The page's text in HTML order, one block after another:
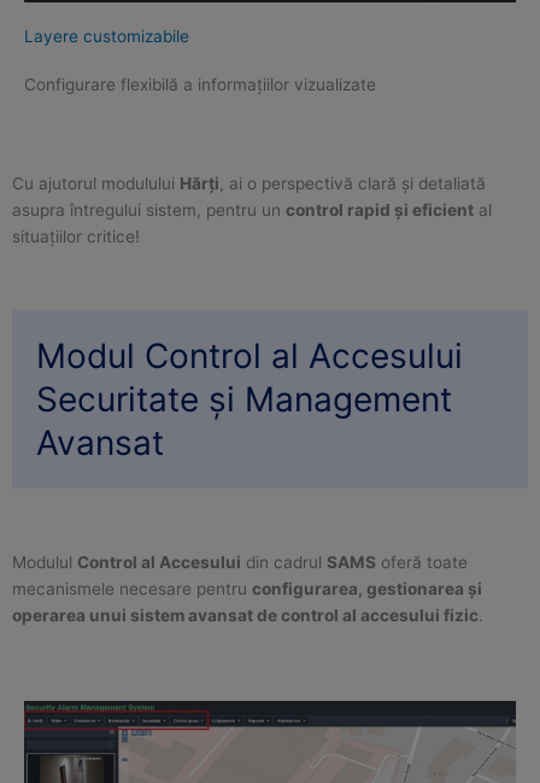
Layere customizabile
Configurare flexibilă a informațiilor vizualizate
Cu ajutorul modulului Hărți, ai o perspectivă clară și detaliată
asupra întregului sistem, pentru un control rapid și eficient al
situațiilor critice!
Modul Control al Accesului
Securitate și Management
Avansat
Modulul Control al Accesului din cadrul SAMS oferă toate
mecanismele necesare pentru configurarea, gestionarea și
operarea unui sistem avansat de control al accesului fizic.